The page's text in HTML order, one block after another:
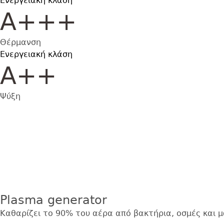
Α+++
Θέρμανση
Ενεργειακή κλάση
Α++
Ψύξη
Plasma generator
Καθαρίζει το 90% του αέρα από βακτήρια, οσμές και